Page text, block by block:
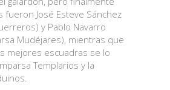
fueron José Esteve Sánchez
y Pablo Navarro
Mudéjares), mientras que
mejores escuadras se lo
Templarios y la